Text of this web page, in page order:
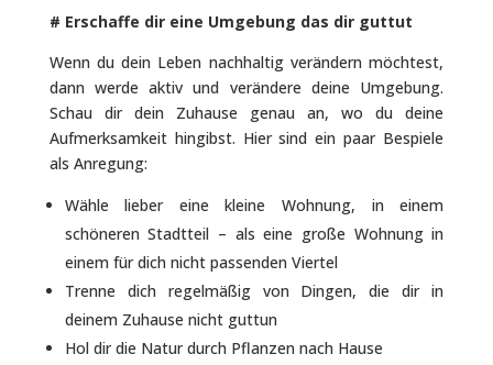
# Erschaffe dir eine Umgebung das dir guttut
Wenn du dein Leben nachhaltig verändern möchtest,
dann werde aktiv und verändere deine Umgebung.
Schau dir dein Zuhause genau an, wo du deine
Aufmerksamkeit hingibst. Hier sind ein paar Bespiele
als Anregung:
Wähle lieber eine kleine Wohnung, in einem
schöneren Stadtteil – als eine große Wohnung in
einem für dich nicht passenden Viertel
Trenne dich regelmäßig von Dingen, die dir in
deinem Zuhause nicht guttun
Hol dir die Natur durch Pflanzen nach Hause